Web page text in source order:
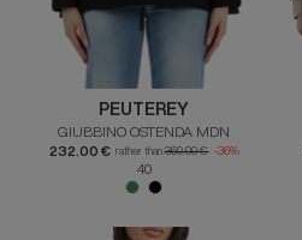
PEUTEREY
GIUBBINO OSTENDA MDN
232.00 € rather than360.00 € -36%
40